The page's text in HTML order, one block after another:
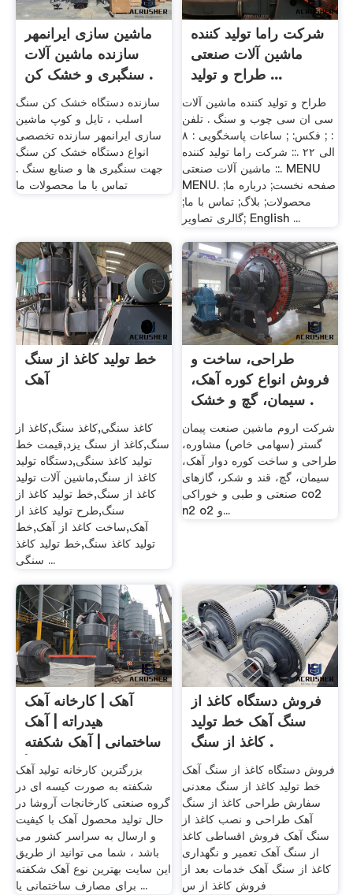
ماشین سازی ایرانمهر
سازنده ماشین آلات
سنگبری و خشک کن .
سازنده دستگاه خشک کن سنگ
اسلب ، تایل و کوپ ماشین
سازی ایرانمهر سازنده تخصصی
انواع دستگاه خشک کن سنگ
جهت سنگبری ها و صنایع سنگ .
تماس با ما محصولات ما
شرکت راما تولید کننده
ماشین آلات صنعتی
طراح و تولید ...
طراح و تولید کننده ماشین آلات
سی ان سی چوب و سنگ . تلفن
: ; فکس: ; ساعات پاسخگویی : ۸
الی ۲۲ .:: شرکت راما تولید کننده
ماشین آلات صنعتی ::. MENU
MENU. صفحه نخست; درباره ما;
محصولات; بلاگ; تماس با ما;
گالری تصاویر; English ...
خط تولید کاغذ از سنگ
آهک
كاغذ سنگي,كاغذ سنگ,کاغذ از
سنگ,کاغذ از سنگ یزد,قیمت خط
تولید کاغذ سنگی,دستگاه تولید
کاغذ از سنگ,ماشین آلات تولید
کاغذ از سنگ,خط تولید کاغذ از
سنگ,طرح تولید کاغذ از
آهک,ساخت کاغذ از آهک,خط
تولید کاغذ سنگ,خط تولید کاغذ
سنگی ...
طراحی، ساخت و
فروش انواع کوره آهک،
سیمان، گچ و خشک .
شرکت اروم ماشین صنعت پیمان
گستر (سهامی خاص) مشاوره،
طراحی و ساخت کوره دوار آهک،
سیمان، گچ، قند و شکر، گازهای
صنعتی و طبی و خوراکی co2
n2 o2 و...
آهک | کارخانه آهک
هیدراته | آهک
ساختمانی | آهک شکفته
| .
بزرگترین کارخانه تولید آهک
شکفته به صورت کیسه ای در
گروه صنعتی کارخانجات آروشا در
حال تولید محصول آهک با کیفیت
و ارسال به سراسر کشور می
باشد ، شما می توانید از طریق
این سایت بهترین نوع آهک شکفته
برای مصارف ساختمانی یا ...
فروش دستگاه کاغذ از
سنگ آهک خط تولید
کاغذ از سنگ .
فروش دستگاه کاغذ از سنگ آهک
خط تولید کاغذ از سنگ معدنی
سفارش طراحی کاغذ از سنگ
آهک طراحی و نصب کاغذ از
سنگ آهک فروش اقساطی کاغذ
از سنگ آهک تعمیر و نگهداری
کاغذ از سنگ آهک خدمات بعد از
فروش کاغذ از س